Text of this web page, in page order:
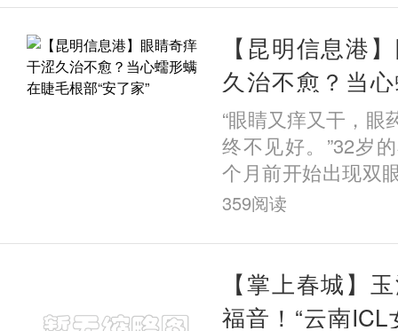
市
【昆明信息港
久治不愈？当
根部“安了家”
“眼睛又痒又干，眼
终不见好。”32岁
个月前开始出现双
以为是普通的结膜
359阅读
【掌上春城】
福音！“云南